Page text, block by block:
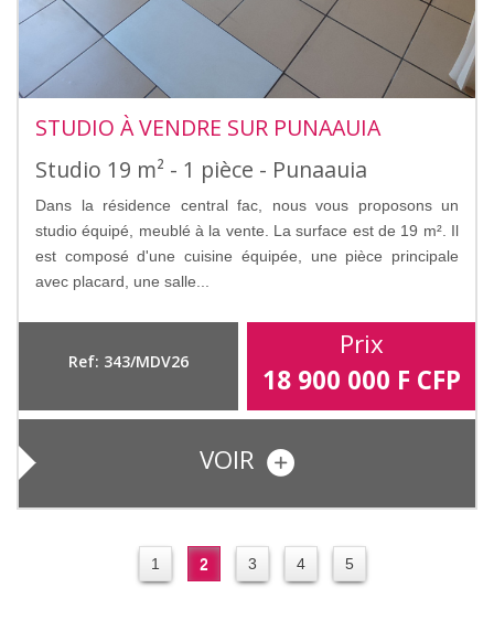
STUDIO À VENDRE SUR PUNAAUIA
Studio 19 m² - 1 pièce - Punaauia
Dans la résidence central fac, nous vous proposons un
studio équipé, meublé à la vente. La surface est de 19 m². Il
est composé d'une cuisine équipée, une pièce principale
avec placard, une salle...
Ref: 343/MDV26
Prix
18 900 000 F CFP
VOIR
1 2 3 4 5